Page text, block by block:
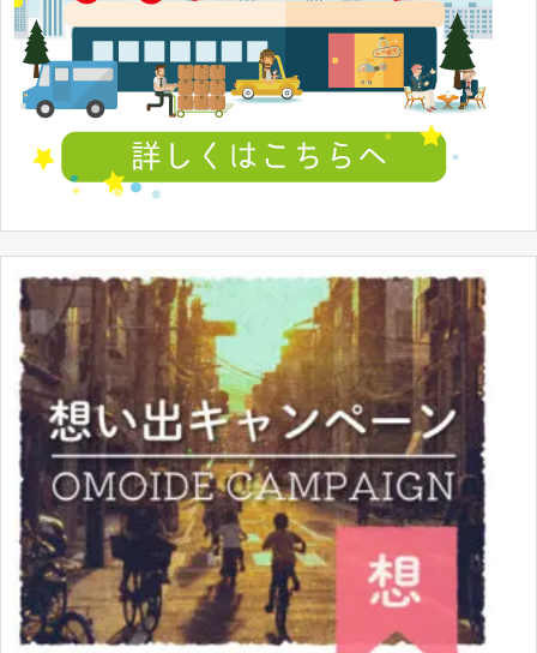
ホビージャパン 1/8 アスタロト 4981932508573
ホビージャパン 1/8 サタン 4981932507507
ホビージャパン 1/8 アスモデウス 4981932504742
ホビージャパン 1/8 マモン 4981932507149
アルファマックス アリサ・イリーニチナ・アミ
エーラ 1/8
ダイキ工業 可変式メイド ツネ子 1/6 4582261370901
スカイチューブ 1/6 伊達 ウィングフィールド 黎
子
4562283270786
スカイチューブ 1/6 アイリス 4562283270809
アルター ディズィー 1/8 4560228202663
バンダイ 1/100 MG MS-06R-1 ザクII シン・マツナ
ガ大尉機 Ver.2.0 0156655
4543112566553
バンダイ 1/144 RG GN-0000GNHW/7SGD2 ダブ
ルオーガンダム セブンソード/G インスペクショ
ン プレミアムバンダイ限定 0223247
4549660232476